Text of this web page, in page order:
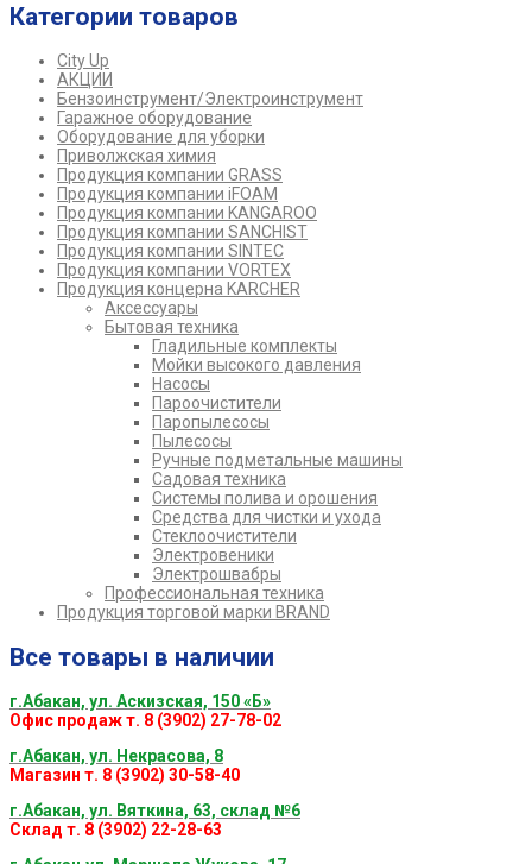
Категории товаров
City Up
АКЦИИ
Бензоинструмент/Электроинструмент
Гаражное оборудование
Оборудование для уборки
Приволжская химия
Продукция компании GRASS
Продукция компании iFOAM
Продукция компании KANGAROO
Продукция компании SANCHIST
Продукция компании SINTEC
Продукция компании VORTEX
Продукция концерна KARCHER
Аксессуары
Бытовая техника
Гладильные комплекты
Мойки высокого давления
Насосы
Пароочистители
Паропылесосы
Пылесосы
Ручные подметальные машины
Садовая техника
Системы полива и орошения
Средства для чистки и ухода
Стеклоочистители
Электровеники
Электрошвабры
Профессиональная техника
Продукция торговой марки BRAND
Все товары в наличии
г.Абакан, ул. Аскизская, 150 «Б»
Офис продаж т. 8 (3902) 27-78-02
г.Абакан, ул. Некрасова, 8
Магазин т. 8 (3902) 30-58-40
г.Абакан, ул. Вяткина, 63, склад №6
Склад т. 8 (3902) 22-28-63